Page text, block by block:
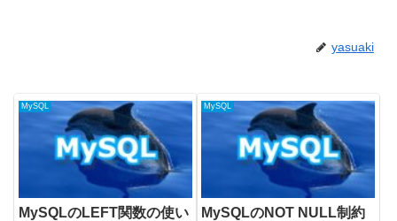
yasuaki
MySQL
MySQLのLEFT関数の使い
MySQL
MySQLのNOT NULL制約